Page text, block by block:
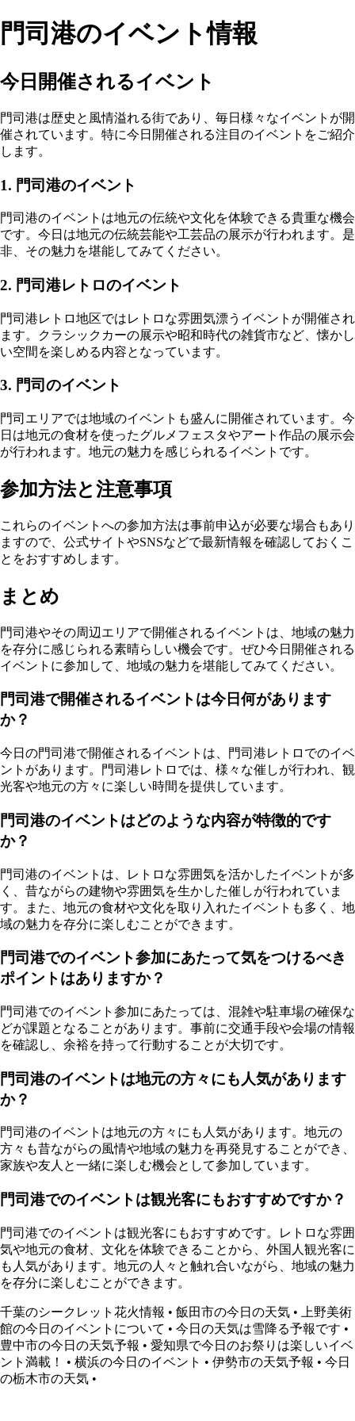
門司港のイベント情報
今日開催されるイベント
門司港は歴史と風情溢れる街であり、毎日様々なイベントが開
催されています。特に今日開催される注目のイベントをご紹介
します。
1. 門司港のイベント
門司港のイベントは地元の伝統や文化を体験できる貴重な機会
です。今日は地元の伝統芸能や工芸品の展示が行われます。是
非、その魅力を堪能してみてください。
2. 門司港レトロのイベント
門司港レトロ地区ではレトロな雰囲気漂うイベントが開催され
ます。クラシックカーの展示や昭和時代の雑貨市など、懐かし
い空間を楽しめる内容となっています。
3. 門司のイベント
門司エリアでは地域のイベントも盛んに開催されています。今
日は地元の食材を使ったグルメフェスタやアート作品の展示会
が行われます。地元の魅力を感じられるイベントです。
参加方法と注意事項
これらのイベントへの参加方法は事前申込が必要な場合もあり
ますので、公式サイトやSNSなどで最新情報を確認しておくこ
とをおすすめします。
まとめ
門司港やその周辺エリアで開催されるイベントは、地域の魅力
を存分に感じられる素晴らしい機会です。ぜひ今日開催される
イベントに参加して、地域の魅力を堪能してみてください。
門司港で開催されるイベントは今日何があります
か？
今日の門司港で開催されるイベントは、門司港レトロでのイベ
ントがあります。門司港レトロでは、様々な催しが行われ、観
光客や地元の方々に楽しい時間を提供しています。
門司港のイベントはどのような内容が特徴的です
か？
門司港のイベントは、レトロな雰囲気を活かしたイベントが多
く、昔ながらの建物や雰囲気を生かした催しが行われていま
す。また、地元の食材や文化を取り入れたイベントも多く、地
域の魅力を存分に楽しむことができます。
門司港でのイベント参加にあたって気をつけるべき
ポイントはありますか？
門司港でのイベント参加にあたっては、混雑や駐車場の確保な
どが課題となることがあります。事前に交通手段や会場の情報
を確認し、余裕を持って行動することが大切です。
門司港のイベントは地元の方々にも人気があります
か？
門司港のイベントは地元の方々にも人気があります。地元の
方々も昔ながらの風情や地域の魅力を再発見することができ、
家族や友人と一緒に楽しむ機会として参加しています。
門司港でのイベントは観光客にもおすすめですか？
門司港でのイベントは観光客にもおすすめです。レトロな雰囲
気や地元の食材、文化を体験できることから、外国人観光客に
も人気があります。地元の人々と触れ合いながら、地域の魅力
を存分に楽しむことができます。
千葉のシークレット花火情報 • 飯田市の今日の天気 •
上野美術
館の今日のイベントについて • 今日の天気は雪降る予報です •
豊中市の今日の天気予報 • 愛知県で今日のお祭りは楽しいイベ
ント満載！
• 横浜の今日のイベント • 伊勢市の天気予報 • 今日
の栃木市の天気 •